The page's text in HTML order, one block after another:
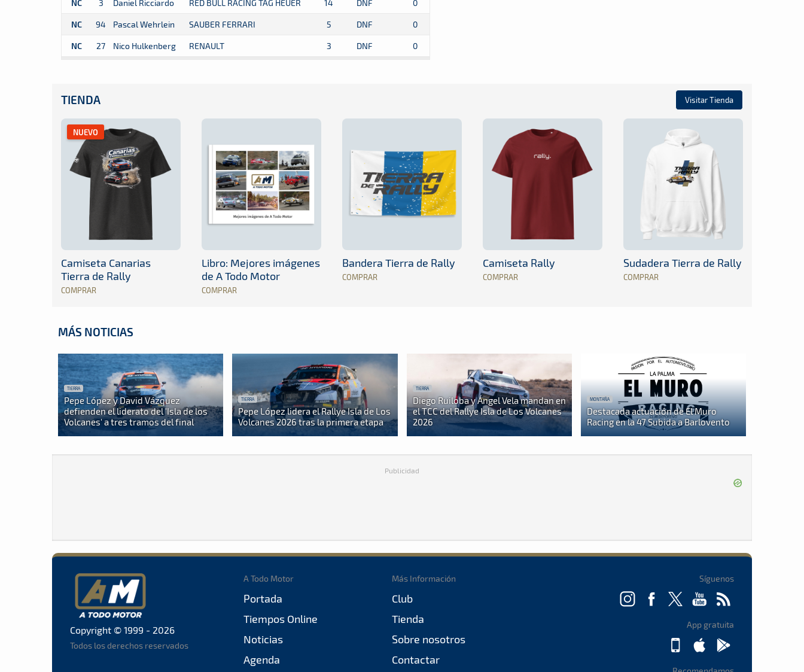
NC 3 Daniel Ricciardo RED BULL RACING TAG HEUER 14 DNF 0
NC 94 Pascal Wehrlein SAUBER FERRARI 5 DNF 0
NC 27 Nico Hulkenberg RENAULT 3 DNF 0
TIENDA Visitar Tienda
NUEVO
Camiseta Canarias
Tierra de Rally
COMPRAR
Libro: Mejores imágenes
de A Todo Motor
COMPRAR
Bandera Tierra de Rally
COMPRAR
Camiseta Rally
COMPRAR
Sudadera Tierra de Rally
COMPRAR
MÁS NOTICIAS
TIERRA
Pepe López y David Vázquez
defienden el liderato del 'Isla de los
Volcanes' a tres tramos del final
TIERRA
Pepe López lidera el Rallye Isla de Los
Volcanes 2026 tras la primera etapa
TIERRA
Diego Ruiloba y Ángel Vela mandan en
el TCC del Rallye Isla de Los Volcanes
2026
MONTAÑA
Destacada actuación de El Muro
Racing en la 47 Subida a Barlovento
Publicidad
Copyright © 1999 - 2026
Todos los derechos reservados
A Todo Motor
Portada
Tiempos Online
Noticias
Agenda
Más Información
Club
Tienda
Sobre nosotros
Contactar
Síguenos
App gratuita